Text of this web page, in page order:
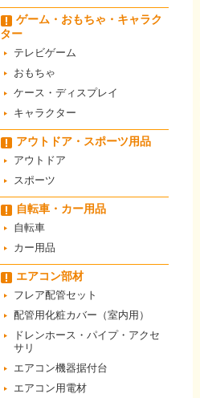
ゲーム・おもちゃ・キャラク
ター
テレビゲーム
おもちゃ
ケース・ディスプレイ
キャラクター
アウトドア・スポーツ用品
アウトドア
スポーツ
自転車・カー用品
自転車
カー用品
エアコン部材
フレア配管セット
配管用化粧カバー（室内用）
ドレンホース・パイプ・アクセ
サリ
エアコン機器据付台
エアコン用電材